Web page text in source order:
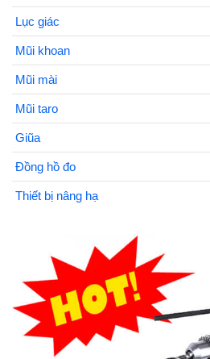
Lục giác
Mũi khoan
Mũi mài
Mũi taro
Giũa
Đồng hồ đo
Thiết bị nâng hạ